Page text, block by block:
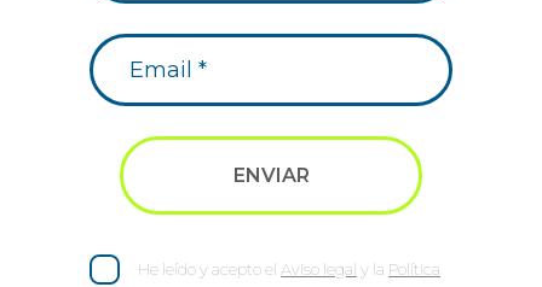
He leído y acepto el Aviso legal y la Política